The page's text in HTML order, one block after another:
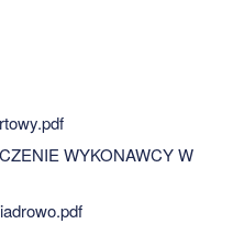
WYKONAWCY W